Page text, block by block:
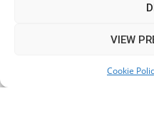
VIEW
Cookie
όσους δεν
This website uses cookies
Accept